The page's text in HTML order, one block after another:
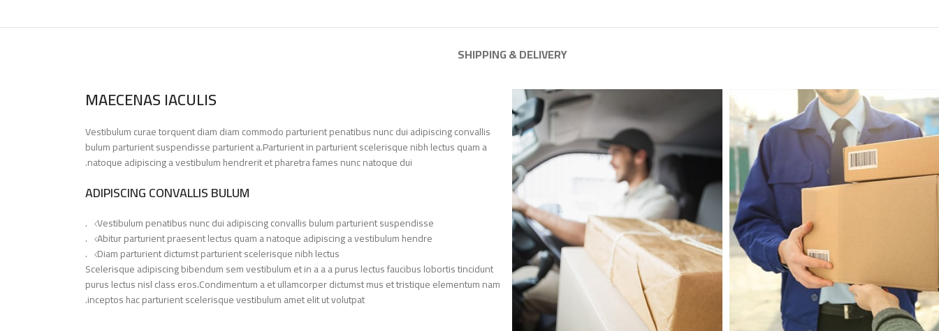
SHIPPING & DELIVERY
MAECENAS IACULIS
Vestibulum curae torquent diam diam commodo parturient penatibus nunc dui adipiscing convallis
bulum parturient suspendisse parturient a.Parturient in parturient scelerisque nibh lectus quam a
natoque adipiscing a vestibulum hendrerit et pharetra fames nunc natoque dui.
ADIPISCING CONVALLIS BULUM
Vestibulum penatibus nunc dui adipiscing convallis bulum parturient suspendisse.
Abitur parturient praesent lectus quam a natoque adipiscing a vestibulum hendre.
Diam parturient dictumst parturient scelerisque nibh lectus.
Scelerisque adipiscing bibendum sem vestibulum et in a a a purus lectus faucibus lobortis tincidunt
purus lectus nisl class eros.Condimentum a et ullamcorper dictumst mus et tristique elementum nam
inceptos hac parturient scelerisque vestibulum amet elit ut volutpat.